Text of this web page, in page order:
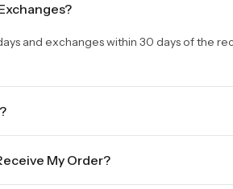
and exchanges within 30 days of the
My Order?